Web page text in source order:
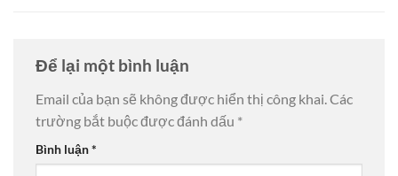
Để lại một bình luận
Email của bạn sẽ không được hiển thị công khai. Các
trường bắt buộc được đánh dấu *
Bình luận*